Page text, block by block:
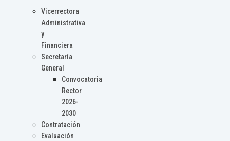
Vicerrectora
Administrativa
y
Financiera
Secretaría
General
Convocatoria
Rector
2026-
2030
Contratación
Evaluación